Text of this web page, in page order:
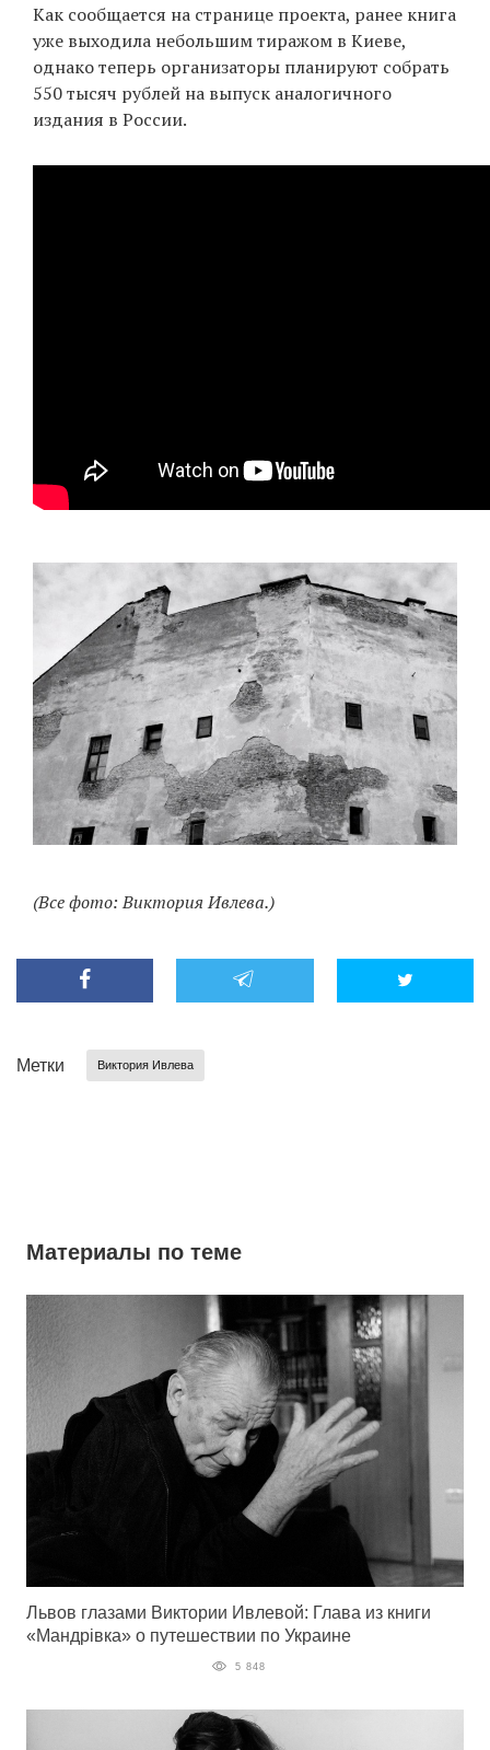
Как сообщается на странице проекта, ранее книга
уже выходила небольшим тиражом в Киеве,
однако теперь организаторы планируют собрать
550 тысяч рублей на выпуск аналогичного
издания в России.
(Все фото: Виктория Ивлева.)
Метки Виктория Ивлева
Материалы по теме
Львов глазами Виктории Ивлевой: Глава из книги
«Мандрiвка» о путешествии по Украине
5 848